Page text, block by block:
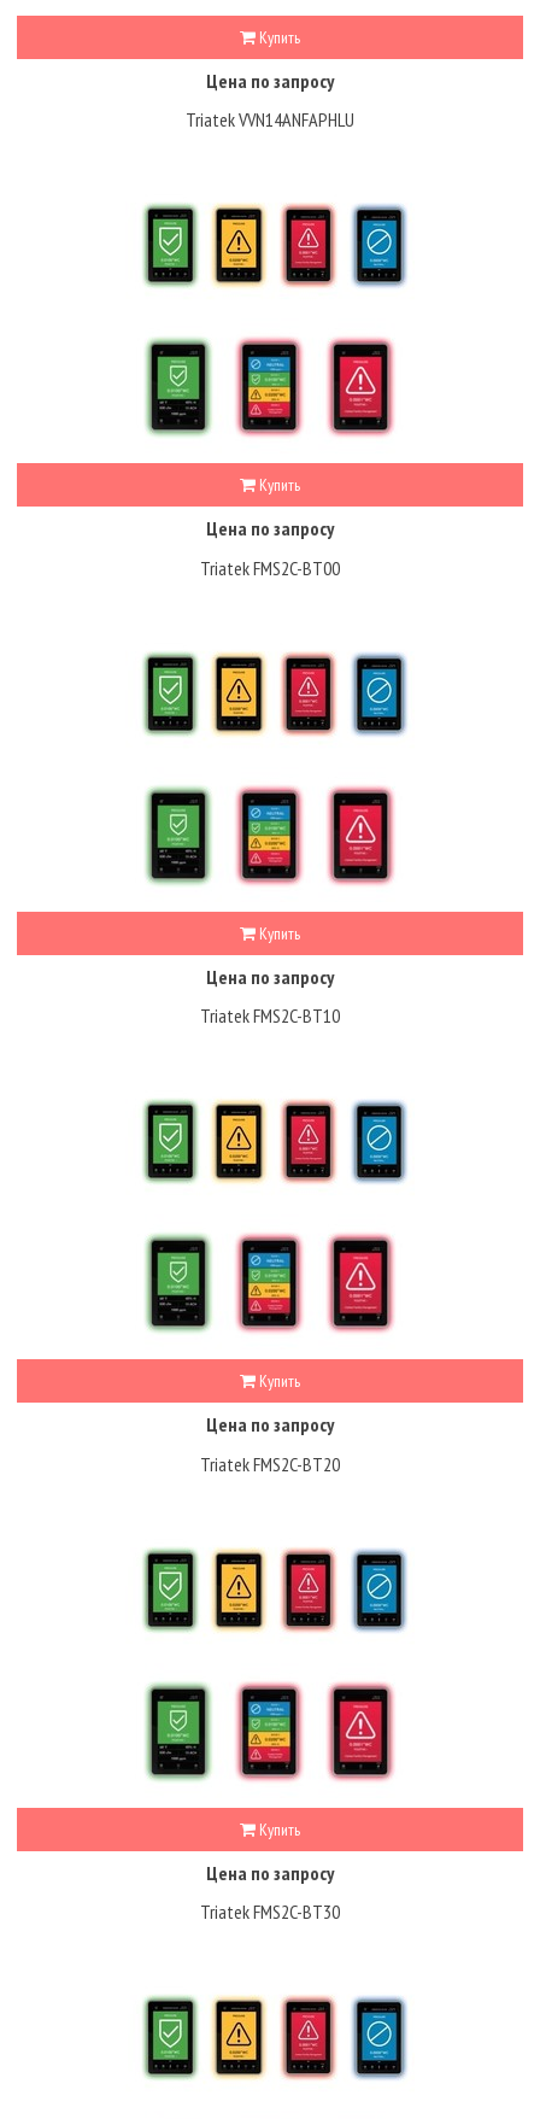
Купить
Цена по запросу
Triatek VVN14ANFAPHLU
Купить
Цена по запросу
Triatek FMS2C-BT00
Купить
Цена по запросу
Triatek FMS2C-BT10
Купить
Цена по запросу
Triatek FMS2C-BT20
Купить
Цена по запросу
Triatek FMS2C-BT30